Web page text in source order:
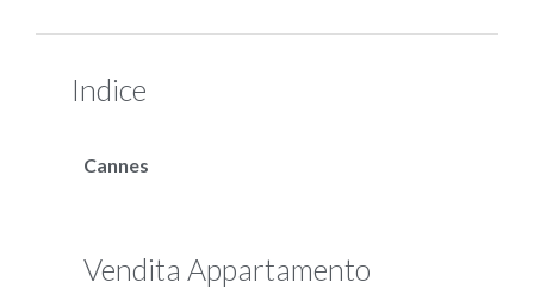
Indice
Cannes
Vendita Appartamento